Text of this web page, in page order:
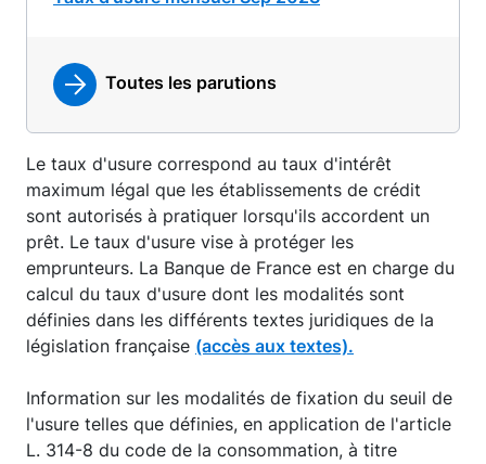
Toutes les parutions
Le taux d'usure correspond au taux d'intérêt
maximum légal que les établissements de crédit
sont autorisés à pratiquer lorsqu'ils accordent un
prêt. Le taux d'usure vise à protéger les
emprunteurs. La Banque de France est en charge du
calcul du taux d'usure dont les modalités sont
définies dans les différents textes juridiques de la
législation française (accès aux textes).
Information sur les modalités de fixation du seuil de
l'usure telles que définies, en application de l'article
L. 314-8 du code de la consommation, à titre